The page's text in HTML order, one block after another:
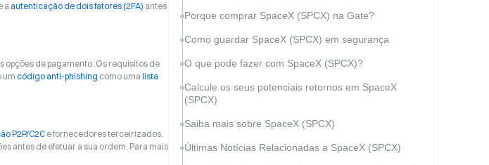
a autenticação de dois fatores (2FA) antes
opções de pagamento. Os requisitos de
um código anti-phishing como uma lista
P2P/C2Ce fornecedores terceirizados.
antes de efetuar a sua ordem. Para mais
Porque comprar SpaceX (SPCX) na Gate?
Como guardar SpaceX (SPCX) em segurança
O que pode fazer com SpaceX (SPCX)?
Calcule os seus potenciais retornos em SpaceX
(SPCX)
Saiba mais sobre SpaceX (SPCX)
Últimas Notícias Relacionadas a SpaceX (SPCX)